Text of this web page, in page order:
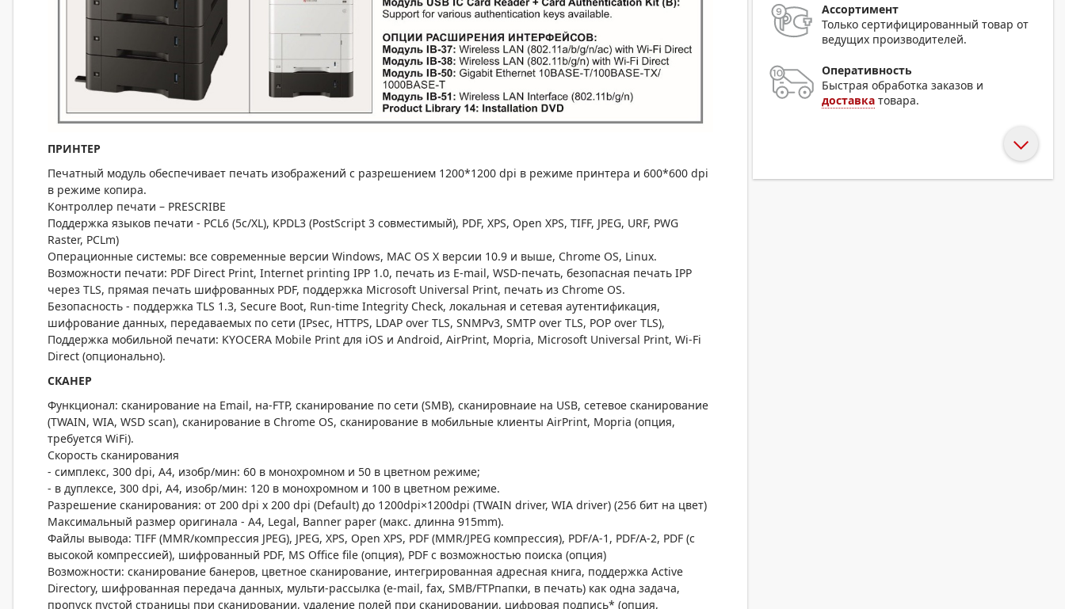
ПРИНТЕР
Печатный модуль обеспечивает печать изображений с разрешением 1200*1200 dpi в режиме принтера и 600*600 dpi
в режиме копира.
Контроллер печати – PRESCRIBE
Поддержка языков печати - PCL6 (5c/XL), KPDL3 (PostScript 3 совместимый), PDF, XPS, Open XPS, TIFF, JPEG, URF, PWG
Raster, PCLm)
Операционные системы: все современные версии Windows, MAC OS X версии 10.9 и выше, Chrome OS, Linux.
Возможности печати: PDF Direct Print, Internet printing IPP 1.0, печать из E-mail, WSD-печать, безопасная печать IPP
через TLS, прямая печать шифрованных PDF, поддержка Microsoft Universal Print, печать из Chrome OS.
Безопасность - поддержка TLS 1.3, Secure Boot, Run-time Integrity Check, локальная и сетевая аутентификация,
шифрование данных, передаваемых по сети (IPsec, HTTPS, LDAP over TLS, SNMPv3, SMTP over TLS, POP over TLS),
Поддержка мобильной печати: KYOCERA Mobile Print для iOS и Android, AirPrint, Mopria, Microsoft Universal Print, Wi-Fi
Direct (опционально).
СКАНЕР
Функционал: сканирование на Email, на-FTP, сканирование по сети (SMB), сканировнаие на USB, сетевое сканирование
(TWAIN, WIA, WSD scan), сканирование в Chrome OS, сканирование в мобильные клиенты AirPrint, Mopria (опция,
требуется WiFi).
Скорость сканирования
- симплекс, 300 dpi, A4, изобр/мин: 60 в монохромном и 50 в цветном режиме;
- в дуплексе, 300 dpi, A4, изобр/мин: 120 в монохромном и 100 в цветном режиме.
Разрешение сканирования: от 200 dpi x 200 dpi (Default) до 1200dpi×1200dpi (TWAIN driver, WIA driver) (256 бит на цвет)
Максимальный размер оригинала - A4, Legal, Banner paper (макс. длинна 915mm).
Файлы вывода: TIFF (MMR/компрессия JPEG), JPEG, XPS, Open XPS, PDF (MMR/JPEG компрессия), PDF/A-1, PDF/A-2, PDF (с
высокой компрессией), шифрованный PDF, MS Office file (опция), PDF с возможностью поиска (опция)
Возможности: сканирование банеров, цветное сканирование, интегрированная адресная книга, поддержка Active
Directory, шифрованная передача данных, мульти-рассылка (e-mail, fax, SMB/FTPпапки, в печать) как одна задача,
пропуск пустой страницы при сканировании, удаление полей при сканировании, цифровая подпись* (опция,
Ассортимент
Только сертифицированный товар от
ведущих производителей.
Оперативность
Быстрая обработка заказов и
доставка товара.